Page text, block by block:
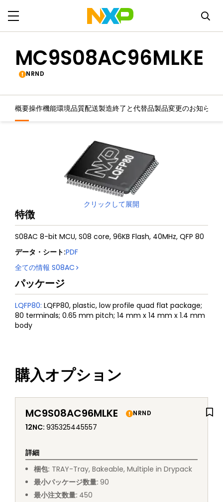
MC9S08AC96MLKE
NRND
概要操作機能環境品質配送製造終了と代替品製品変更のお知らせ
クリックして展開
特徴
S08AC 8-bit MCU, S08 core, 96KB Flash, 40MHz, QFP 80
データ・シート:PDF
全ての情報 S08AC
パッケージ
LQFP80: LQFP80, plastic, low profile quad flat package;
80 terminals; 0.65 mm pitch; 14 mm x 14 mm x 1.4 mm
body
購入オプション
MC9S08AC96MLKE NRND
12NC: 935325445557
詳細
梱包: TRAY-Tray, Bakeable, Multiple in Drypack
最小パッケージ数量: 90
最小注文数量: 450